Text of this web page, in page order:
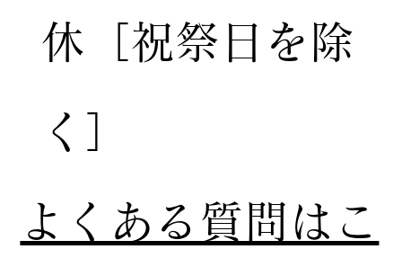
休［祝祭日を除
く］
​よくある質問はこ